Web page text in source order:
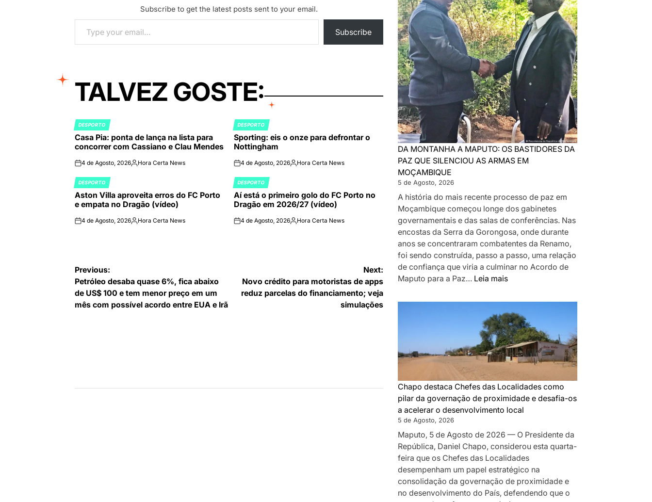
Subscribe to get the latest posts sent to your email.
Type your email…
Subscribe
TALVEZ GOSTE:
POSTED
IN
DESPORTO
Casa Pia: ponta de lança na lista para
concorrer com Cassiano e Clau Mendes
on4 de Agosto, 2026Publicado
Hora Certa News
POSTED
IN
DESPORTO
Sporting: eis o onze para defrontar o
Nottingham
on4 de Agosto, 2026Publicado
Hora Certa News
POSTED
IN
DESPORTO
Aston Villa aproveita erros do FC Porto
e empata no Dragão (vídeo)
on4 de Agosto, 2026Publicado
Hora Certa News
POSTED
IN
DESPORTO
Aí está o primeiro golo do FC Porto no
Dragão em 2026/27 (vídeo)
on4 de Agosto, 2026Publicado
Hora Certa News
Navegação
de
artigos
Previous:
Petróleo desaba quase 6%, fica abaixo
de US$ 100 e tem menor preço em um
mês com possível acordo entre EUA e Irã
Next:
Novo crédito para motoristas de apps
reduz parcelas do financiamento; veja
simulações
DA MONTANHA A MAPUTO: OS BASTIDORES DA
PAZ QUE SILENCIOU AS ARMAS EM
MOÇAMBIQUE
5 de Agosto, 2026
A história do mais recente processo de paz em
Moçambique começou longe dos gabinetes
governamentais e das salas de conferências. Nas
encostas da Serra da Gorongosa, onde durante
anos se concentraram combatentes da Renamo,
foi sendo construída, passo a passo, uma relação
de confiança que viria a culminar no Acordo de
Maputo para a Paz… Leia mais:
MONTANHA
A
MAPUTO:
OS
BASTIDORES
DA
QUE
SILENCIOU
AS
MOÇAMBIQUE
Chapo destaca Chefes das Localidades como
pilar da governação de proximidade e desafia-os
a acelerar o desenvolvimento local
5 de Agosto, 2026
Maputo, 5 de Agosto de 2026 — O Presidente da
República, Daniel Chapo, considerou esta quarta-
feira que os Chefes das Localidades
desempenham um papel estratégico na
consolidação da governação de proximidade e
no desenvolvimento do País, defendendo que o